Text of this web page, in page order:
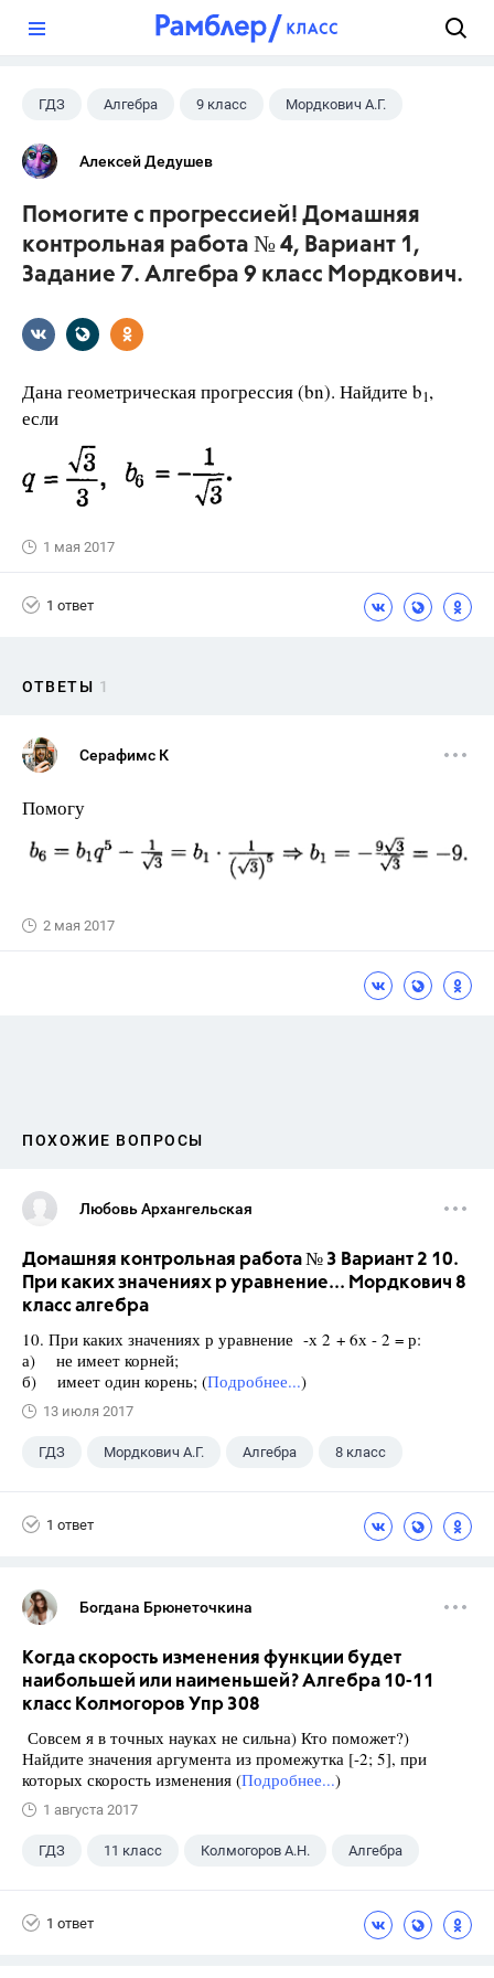
ГДЗ Алгебра 9 класс Мордкович А.Г.
Алексей Дедушев
Помогите с прогрессией! Домашняя
контрольная работа № 4, Вариант 1,
Задание 7. Алгебра 9 класс Мордкович.
Дана геометрическая прогрессия (bn). Найдите b1,
если
1 мая 2017
1 ответ
ОТВЕТЫ 1
Серафимс К
Помогу
2 мая 2017
ПОХОЖИЕ ВОПРОСЫ
Любовь Архангельская
Домашняя контрольная работа № 3 Вариант 2 10.
При каких значениях р уравнение... Мордкович 8
класс алгебра
10. При каких значениях р уравнение -х 2 + 6х - 2 = р:
а) не имеет корней;
б) имеет один корень; (Подробнее...)
13 июля 2017
ГДЗ Мордкович А.Г. Алгебра 8 класс
1 ответ
Богдана Брюнеточкина
Когда скорость изменения функции будет
наибольшей или наименьшей? Алгебра 10-11
класс Колмогоров Упр 308
Совсем я в точных науках не сильна) Кто поможет?)
Найдите значения аргумента из промежутка [-2; 5], при
которых скорость изменения (Подробнее...)
1 августа 2017
ГДЗ 11 класс Колмогоров А.Н. Алгебра
1 ответ